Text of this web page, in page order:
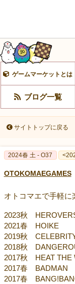
ゲームマーケットとは
ブログ一覧
サイトトップに戻る
2024春 土 - O37
OTOKOMAEGAMES
オトコマエで手軽に
2023秋
2021春 HOIKE
2019秋
2018秋
2017秋 HEAT THE
2017春 BADMAN
2017春